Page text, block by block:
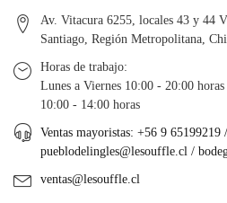
Av. Vitacura 6255, locales 43 y 44
Santiago, Región Metropolitana,
Horas de trabajo:
Lunes a Viernes 10:00 - 20:00
10:00 - 14:00 horas
Ventas mayoristas: +56 9
pueblodelingles@lesouffle.cl /
ventas@lesouffle.cl